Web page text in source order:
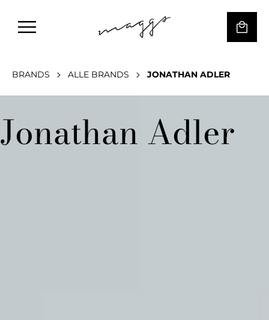
BRANDS ALLE BRANDS JONATHAN ADLER
Jonathan Adler